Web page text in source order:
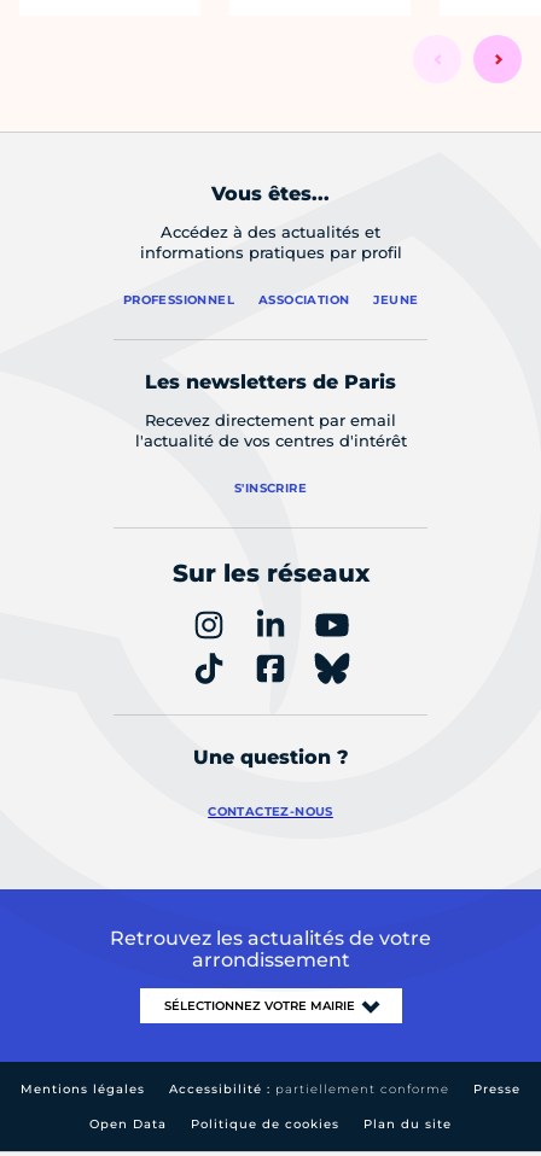
Vous êtes...
Accédez à des actualités et
informations pratiques par profil
PROFESSIONNEL ASSOCIATION JEUNE
Les newsletters de Paris
Recevez directement par email
l'actualité de vos centres d'intérêt
S'INSCRIRE
Sur les réseaux
Une question ?
CONTACTEZ-NOUS
Retrouvez les actualités de votre
arrondissement
Mentions légales Accessibilité : partiellement conforme Presse
Open Data Politique de cookies Plan du site